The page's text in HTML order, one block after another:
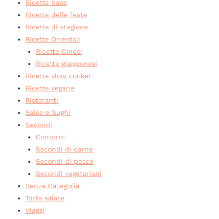
Ricette base
Ricette delle feste
Ricette di stagione
Ricette Orientali
Ricette Cinesi
Ricette giapponesi
Ricette slow cooker
Ricette vegane
Ristoranti
Salse e Sughi
Secondi
Contorni
Secondi di carne
Secondi di pesce
Secondi vegetariani
Senza Categoria
Torte salate
Viaggi